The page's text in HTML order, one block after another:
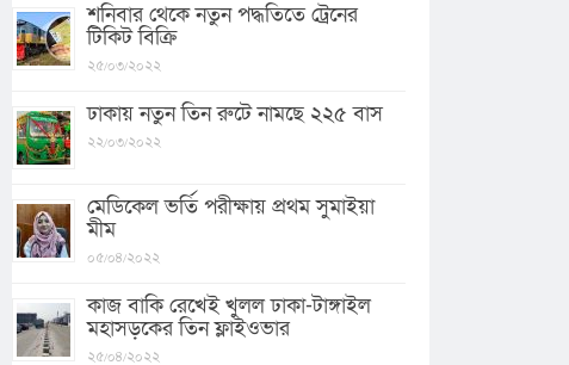
শনিবার থেকে নতুন পদ্ধতিতে ট্রেনের
টিকিট বিক্রি
২৫/০৩/২০২২
ঢাকায় নতুন তিন রুটে নামছে ২২৫ বাস
২২/০৩/২০২২
মেডিকেল ভর্তি পরীক্ষায় প্রথম সুমাইয়া
মীম
০৫/০৪/২০২২
কাজ বাকি রেখেই খুলল ঢাকা-টাঙ্গাইল
মহাসড়কের তিন ফ্লাইওভার
২৫/০৪/২০২২